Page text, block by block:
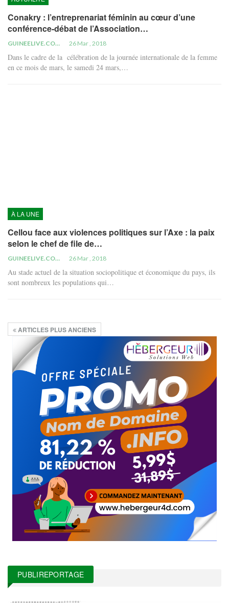
Conakry : l’entreprenariat féminin au cœur d’une
conférence-débat de l’Association…
GUINEELIVE.COM 26 Mar , 2018
Dans le cadre de la célébration de la journée internationale de la femme
en ce mois de mars, le samedi 24 mars,…
À LA UNE
Cellou face aux violences politiques sur l’Axe : la paix
selon le chef de file de…
GUINEELIVE.COM 26 Mar , 2018
Au stade actuel de la situation sociopolitique et économique du pays, ils
sont nombreux les populations qui…
ARTICLES PLUS ANCIENS
PUBLIREPORTAGE